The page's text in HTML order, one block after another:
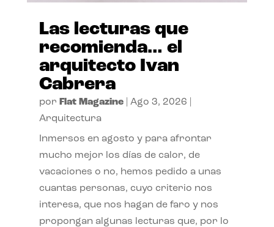
Las lecturas que
recomienda… el
arquitecto Ivan
Cabrera
por Flat Magazine| Ago 3, 2026
Arquitectura
Inmersos en agosto y para afrontar
mucho mejor los días de calor, de
vacaciones o no, hemos pedido a unas
cuantas personas, cuyo criterio nos
interesa, que nos hagan de faro y nos
propongan algunas lecturas que, por lo